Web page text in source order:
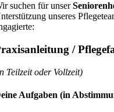
suchen für unser
unseres
/
Teilzeit oder Vollzeit)
Aufgaben (in